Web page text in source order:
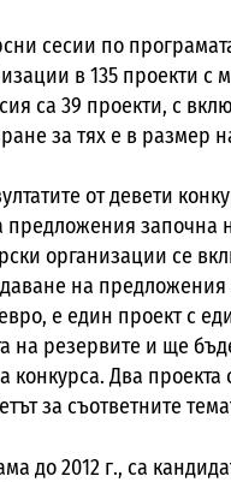
сесии по
в 135 проекти с
са 39 проекти, с
за тях е в размер
от девети
започна
организации се
на предложения
е един проект с
на резервите и ще
Два проекта
за съответните
до 2012 г., са